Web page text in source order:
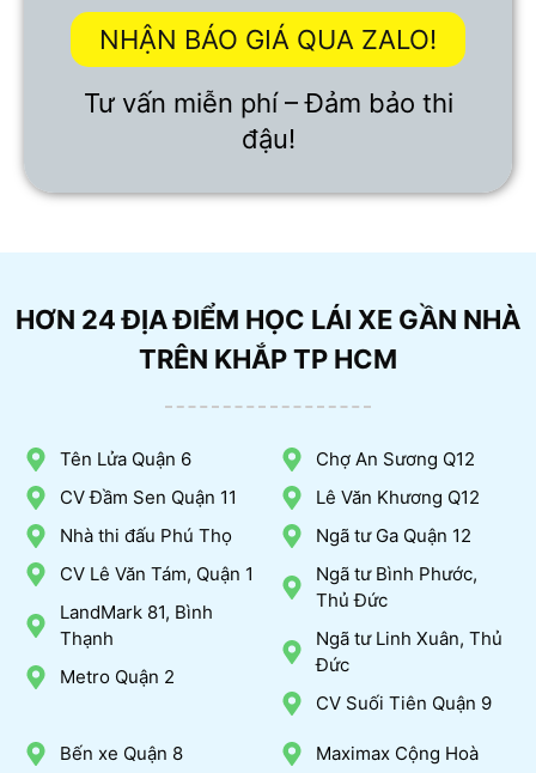
NHẬN BÁO GIÁ QUA ZALO!
Tư vấn miễn phí – Đảm bảo thi
đậu!
HƠN 24 ĐỊA ĐIỂM HỌC LÁI XE GẦN NHÀ
TRÊN KHẮP TP HCM
Tên Lửa Quận 6
CV Đầm Sen Quận 11
Nhà thi đấu Phú Thọ
CV Lê Văn Tám, Quận 1
LandMark 81, Bình
Thạnh
Metro Quận 2
Chợ An Sương Q12
Lê Văn Khương Q12
Ngã tư Ga Quận 12
Ngã tư Bình Phước,
Thủ Đức
Ngã tư Linh Xuân, Thủ
Đức
CV Suối Tiên Quận 9
Bến xe Quận 8 Maximax Cộng Hoà